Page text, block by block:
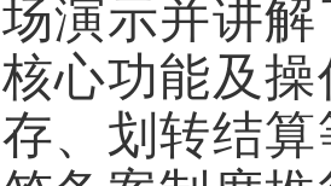
演示并讲
心功能及
、划转结